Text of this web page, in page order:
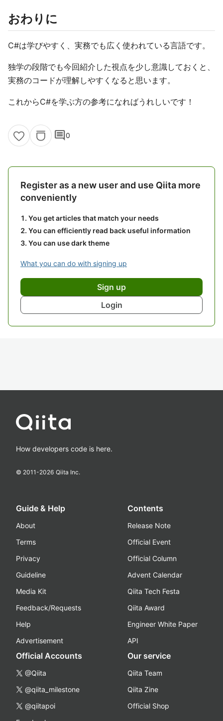
おわりに
C#は学びやすく、実務でも広く使われている言語です。
独学の段階でも今回紹介した視点を少し意識しておくと、
実務のコードが理解しやすくなると思います。
これからC#を学ぶ方の参考になればうれしいです！
comment0
Register as a new user and use Qiita more
conveniently
You get articles that match your needs
You can efficiently read back useful information
You can use dark theme
What you can do with signing up
Sign up
Login
How developers code is here.
© 2011-2026 Qiita Inc.
Guide & Help
About
Terms
Privacy
Guideline
Media Kit
Feedback/Requests
Help
Advertisement
Contents
Release Note
Official Event
Official Column
Advent Calendar
Qiita Tech Festa
Qiita Award
Engineer White Paper
API
Official Accounts
@Qiita
@qiita_milestone
@qiitapoi
Our service
Qiita Team
Qiita Zine
Official Shop